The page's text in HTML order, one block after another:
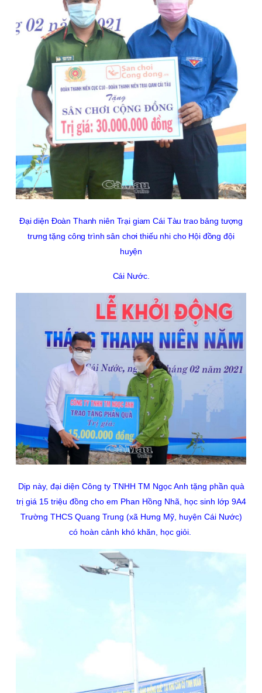
Đại diện Đoàn Thanh niên Trại giam Cái Tàu trao bảng tượng
trưng tặng công trình sân chơi thiếu nhi cho Hội đồng đội
huyện
Cái Nước.
Dịp này, đại diện Công ty TNHH TM Ngọc Anh tặng phần quà
trị giá 15 triệu đồng cho em Phan Hồng Nhã, học sinh lớp 9A4
Trường THCS Quang Trung (xã Hưng Mỹ, huyện Cái Nước)
có hoàn cảnh khó khăn, học giỏi.